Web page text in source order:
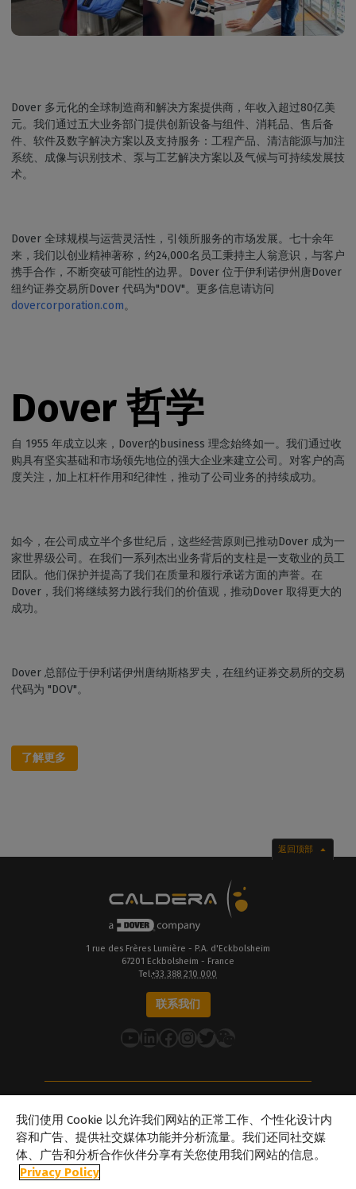
Dover 多元化的全球制造商和解决方案提供商，年收入超过80亿美
元。我们通过五大业务部门提供创新设备与组件、消耗品、售后备
件、软件及数字解决方案以及支持服务：工程产品、清洁能源与加注
系统、成像与识别技术、泵与工艺解决方案以及气候与可持续发展技
术。
Dover 全球规模与运营灵活性，引领所服务的市场发展。七十余年
来，我们以创业精神著称，约24,000名员工秉持主人翁意识，与客户
携手合作，不断突破可能性的边界。Dover 位于伊利诺伊州唐Dover
纽约证券交易所Dover 代码为"DOV"。更多信息请访问
dovercorporation.com。
Dover 哲学
自 1955 年成立以来，Dover的business 理念始终如一。我们通过收
购具有坚实基础和市场领先地位的强大企业来建立公司。对客户的高
度关注，加上杠杆作用和纪律性，推动了公司业务的持续成功。
如今，在公司成立半个多世纪后，这些经营原则已推动Dover 成为一
家世界级公司。在我们一系列杰出业务背后的支柱是一支敬业的员工
团队。他们保护并提高了我们在质量和履行承诺方面的声誉。在
Dover，我们将继续努力践行我们的价值观，推动Dover 取得更大的
成功。
Dover 总部位于伊利诺伊州唐纳斯格罗夫，在纽约证券交易所的交易
代码为 "DOV"。
了解更多
返回顶部
1 rue des Frères Lumière - P.A. d'Eckbolsheim
67201 Eckbolsheim - France
Tel.+33 388 210 000
联系我们
YouTube
LinkedIn
在 Facebook 上Instagram
推特
关于Caldera
我们的地点
关于Dover
我们使用 Cookie 以允许我们网站的正常工作、个性化设计内
容和广告、提供社交媒体功能并分析流量。我们还同社交媒
体、广告和分析合作伙伴分享有关您使用我们网站的信息。
Privacy Policy